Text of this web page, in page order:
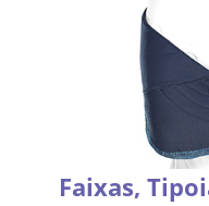
Faixas,